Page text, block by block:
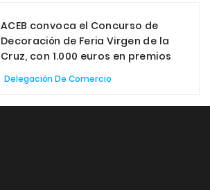
ACEB convoca el Concurso de
Decoración de Feria Virgen de la
Cruz, con 1.000 euros en premios
Delegación De Comercio